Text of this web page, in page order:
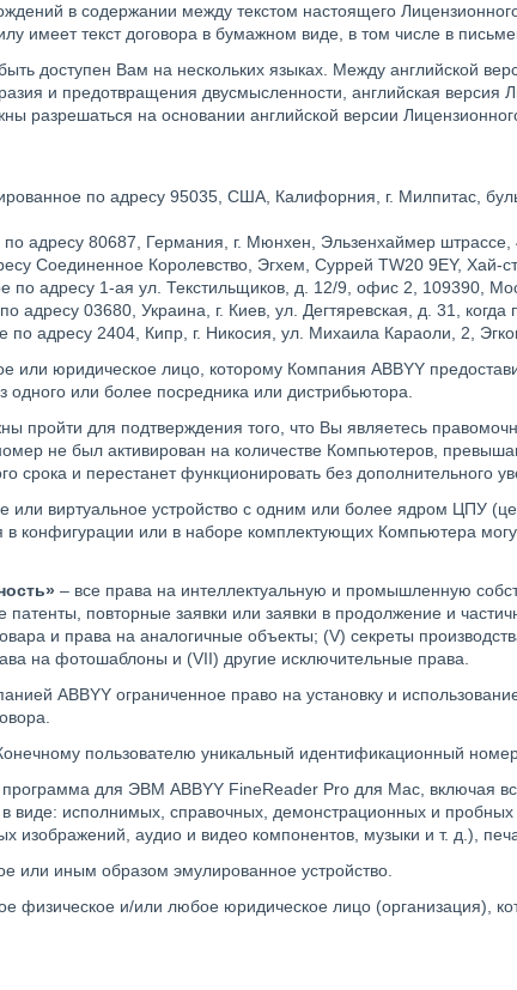
в содержании между текстом настоящего
имеет текст договора в бумажном виде, в том числе в
доступен Вам на нескольких языках. Между английской
и предотвращения двусмысленности, английская
разрешаться на основании английской версии
по адресу 95035, США, Калифорния, г. Милпитас,
адресу 80687, Германия, г. Мюнхен, Эльзенхаймер
Соединенное Королевство, Эгхем, Суррей TW20 9EY, Хай-
адресу 1-ая ул. Текстильщиков, д. 12/9, офис 2, 109390,
адресу 03680, Украина, г. Киев, ул. Дегтяревская, д. 31,
по адресу 2404, Кипр, г. Никосия, ул. Михаила Караоли, 2,
или юридическое лицо, которому Компания ABBYY
или более посредника или дистрибьютора.
пройти для подтверждения того, что Вы являетесь
не был активирован на количестве Компьютеров,
срока и перестанет функционировать без дополнительного
или виртуальное устройство с одним или более ядром ЦПУ
или в наборе комплектующих Компьютера
– все права на интеллектуальную и промышленную
патенты, повторные заявки или заявки в продолжение и
и права на аналогичные объекты; (V) секреты
на фотошаблоны и (VII) другие исключительные права.
ABBYY ограниченное право на установку и
пользователю уникальный идентификационный
для ЭВМ ABBYY FineReader Pro для Mac, включая
виде: исполнимых, справочных, демонстрационных и
изображений, аудио и видео компонентов, музыки и т. д.),
или иным образом эмулированное устройство.
физическое и/или любое юридическое лицо (организация),